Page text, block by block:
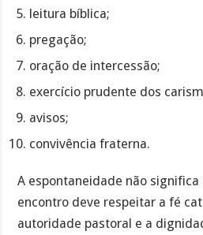
leitura bíblica;
pregação;
oração de intercessão;
exercício prudente dos
avisos;
convivência fraterna.
A espontaneidade não significa
encontro deve respeitar a fé
autoridade pastoral e a